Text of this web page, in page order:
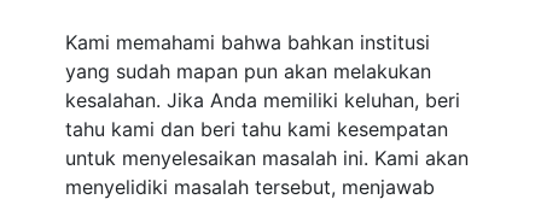
Kami memahami bahwa bahkan institusi
yang sudah mapan pun akan melakukan
kesalahan. Jika Anda memiliki keluhan, beri
tahu kami dan beri tahu kami kesempatan
untuk menyelesaikan masalah ini. Kami akan
menyelidiki masalah tersebut, menjawab